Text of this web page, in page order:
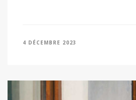
4 DÉCEMBRE 2023